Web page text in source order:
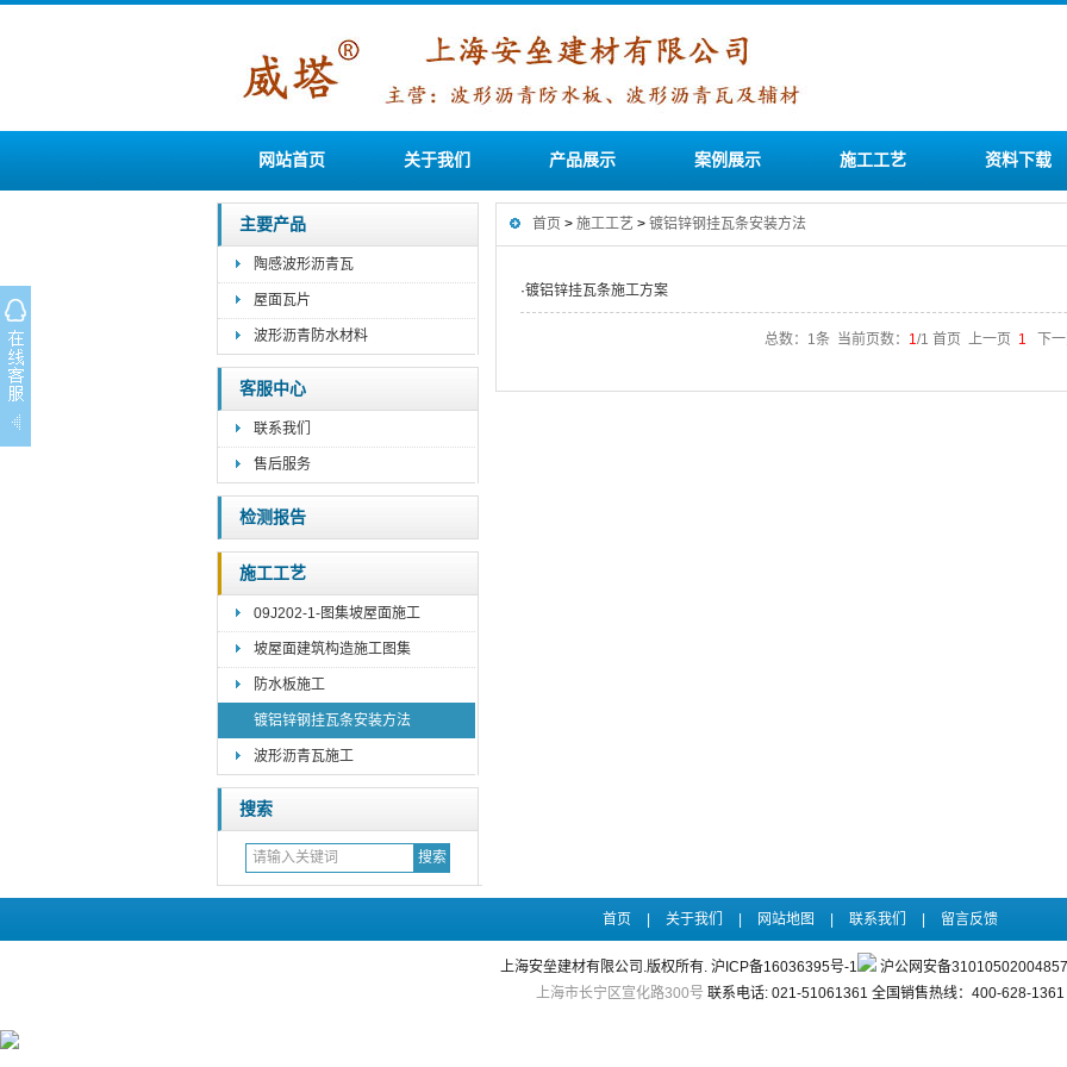
网站首页 关于我们 产品展示 案例展示 施工工艺 资料下载
主要产品
陶感波形沥青瓦
屋面瓦片
波形沥青防水材料
客服中心
联系我们
售后服务
检测报告
施工工艺
09J202-1-图集坡屋面施工
坡屋面建筑构造施工图集
防水板施工
镀铝锌钢挂瓦条安装方法
波形沥青瓦施工
搜索
首页 > 施工工艺 > 镀铝锌钢挂瓦条安装方法
·镀铝锌挂瓦条施工方案
总数：1条 当前页数： 1/1 首页 上一页 1 下
首页 关于我们 网站地图 联系我们 留言反馈
上海安垒建材有限公司.版权所有. 沪ICP备16036395号-1
沪公网安备
上海市长宁区宣化路300号 联系电话: 021-51061361 全国销售热线：400-628-1361